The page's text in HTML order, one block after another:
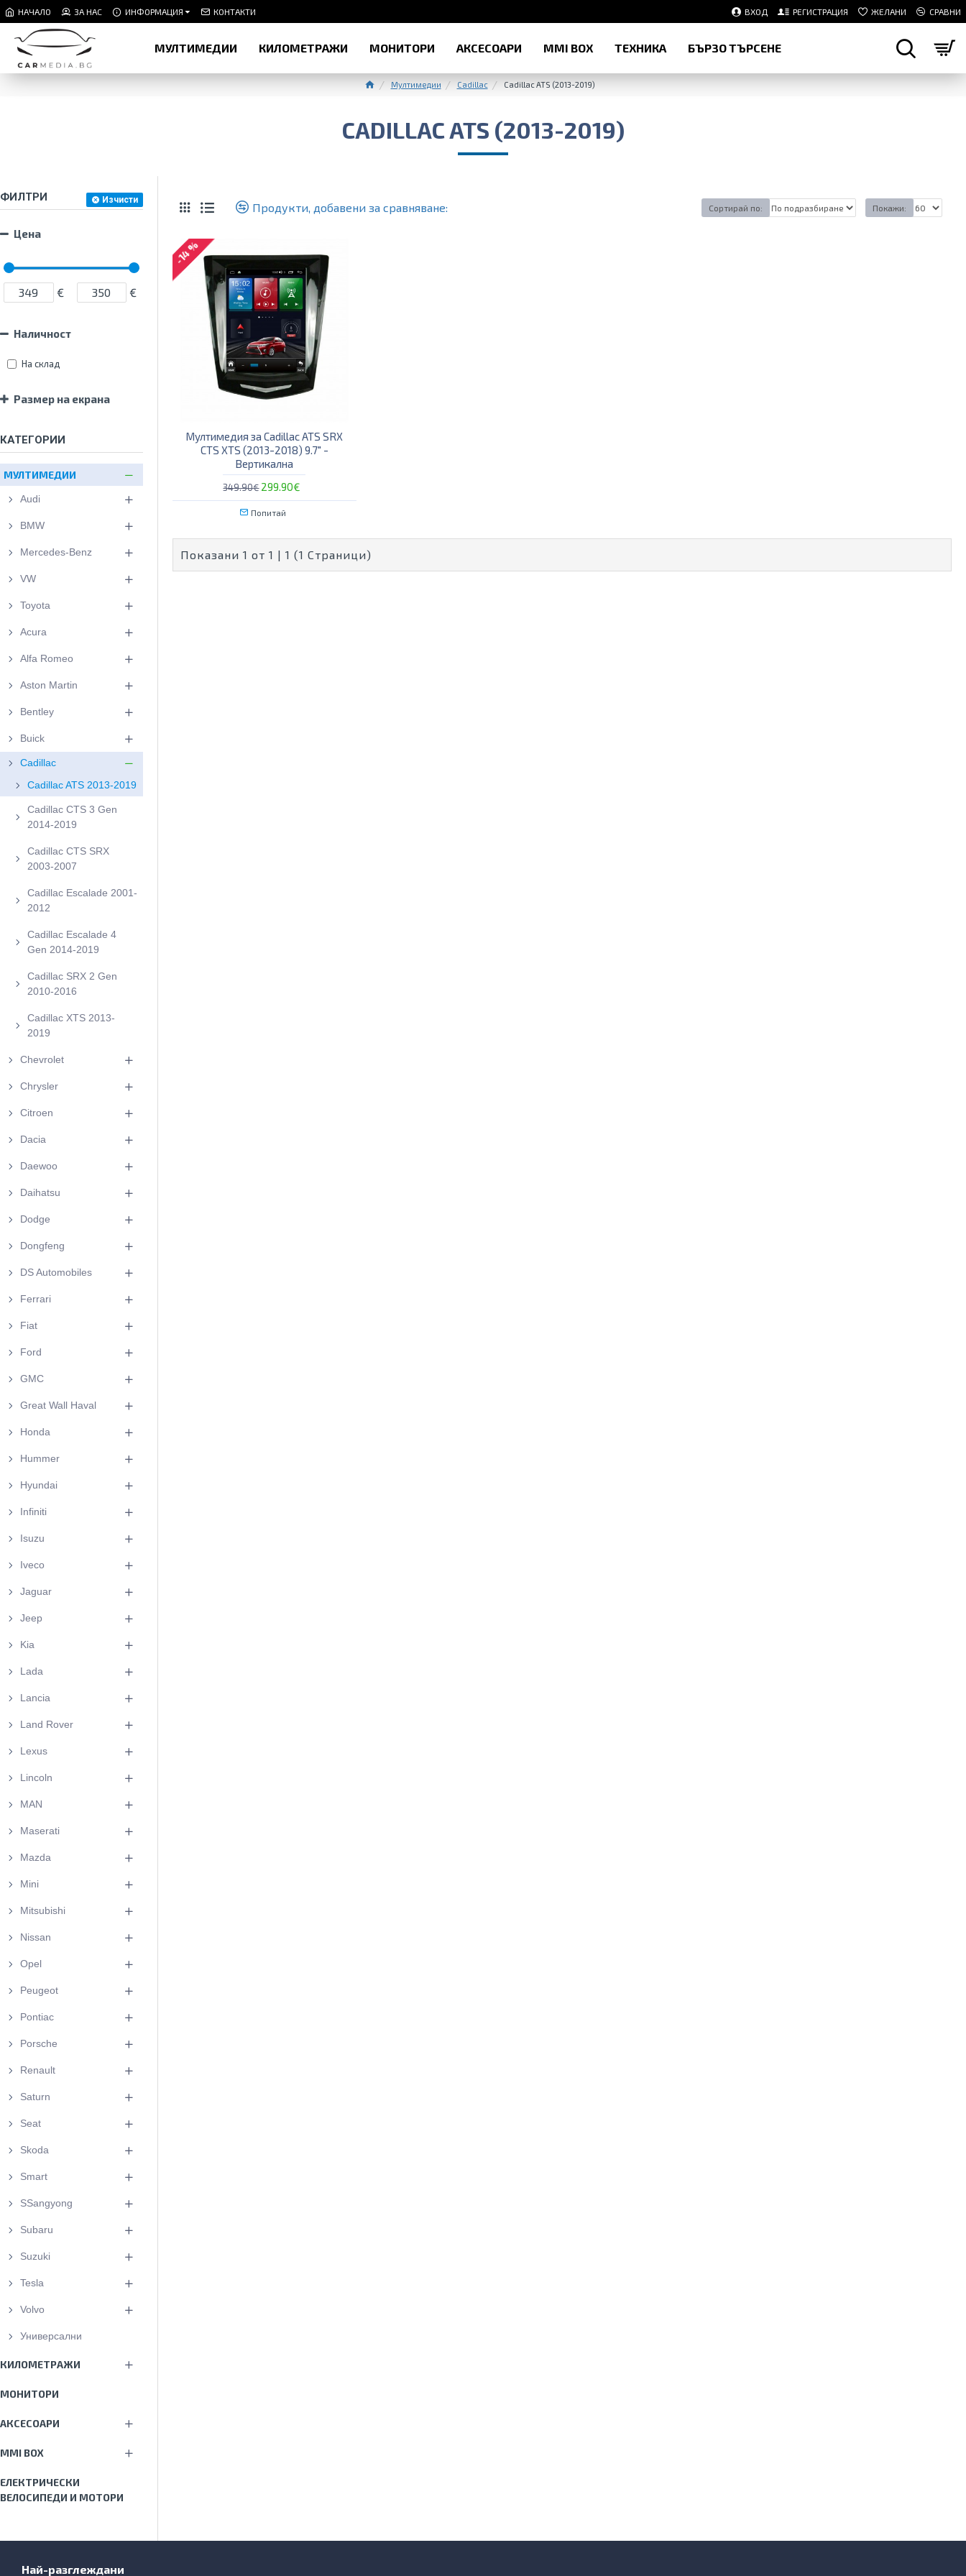
НАЧАЛО ЗА НАС ИНФОРМАЦИЯ КОНТАКТИ ВХОД РЕГИСТРАЦИЯ ЖЕЛАНИ СРАВНИ
МУЛТИМЕДИИ КИЛОМЕТРАЖИ МОНИТОРИ АКСЕСОАРИ MMI BOX ТЕХНИКА БЪРЗО ТЪРСЕНЕ
Мултимедии Cadillac Cadillac ATS (2013-2019)
CADILLAC ATS (2013-2019)
ФИЛТРИ Изчисти
Цена
€ €
Размер на екрана
Наличност
На склад
КАТЕГОРИИ
МУЛТИМЕДИИ
Audi
BMW
Mercedes-Benz
VW
Toyota
Acura
Alfa Romeo
Aston Martin
Bentley
Buick
Cadillac
Cadillac ATS 2013-2019
Cadillac CTS 3 Gen
2014-2019
Cadillac CTS SRX
2003-2007
Cadillac Escalade 2001-
2012
Cadillac Escalade 4
Gen 2014-2019
Cadillac SRX 2 Gen
2010-2016
Cadillac XTS 2013-
2019
Chevrolet
Chrysler
Citroen
Dacia
Daewoo
Daihatsu
Dodge
Dongfeng
DS Automobiles
Ferrari
Fiat
Ford
GMC
Great Wall Haval
Honda
Hummer
Hyundai
Infiniti
Isuzu
Iveco
Jaguar
Jeep
Kia
Lada
Lancia
Land Rover
Lexus
Lincoln
MAN
Maserati
Mazda
Mini
Mitsubishi
Nissan
Opel
Peugeot
Pontiac
Porsche
Renault
Saturn
Seat
Skoda
Smart
SSangyong
Subaru
Suzuki
Tesla
Volvo
Универсални
КИЛОМЕТРАЖИ
МОНИТОРИ
АКСЕСОАРИ
MMI BOX
ЕЛЕКТРИЧЕСКИ
ВЕЛОСИПЕДИ И МОТОРИ
Продукти, добавени за сравняване: Сортирай по: Покажи:
-14 %
Мултимедия за Cadillac ATS SRX
CTS XTS (2013-2018) 9.7" -
Вертикална
349.90€ 299.90€
Попитай
Показани 1 от 1 | 1 (1 Страници)
Най-разглеждани